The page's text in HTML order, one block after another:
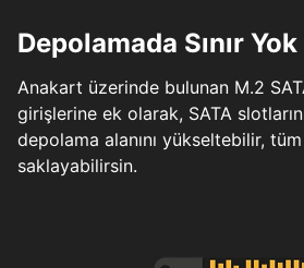
Depolamada Sınır Yok
Anakart üzerinde bulunan M.2
girişlerine ek olarak, SATA
depolama alanını yükseltebilir,
saklayabilirsin.